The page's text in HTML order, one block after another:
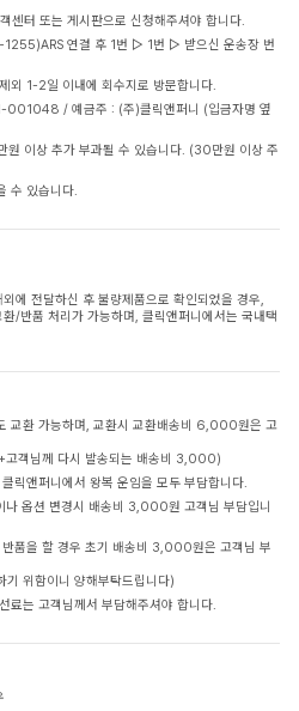
센터 또는 게시판으로 신청해주셔야 합니다.
연결 후 1번 ▷ 1번 ▷ 받으신 운송장 번
외 1-2일 이내에 회수지로 방문합니다.
/ 예금주 : (주)클릭앤퍼니 (입금자명 옆
원 이상 추가 부과될 수 있습니다. (30만원 이상 주
수 있습니다.
에 전달하신 후 불량제품으로 확인되었을 경우,
/반품 처리가 가능하며, 클릭앤퍼니에서는 국내택
교환 가능하며, 교환시 교환배송비 6,000원은 고
객님께 다시 발송되는 배송비 3,000)
릭앤퍼니에서 왕복 운임을 모두 부담합니다.
나 옵션 변경시 배송비 3,000원 고객님 부담입니
품을 할 경우 초기 배송비 3,000원은 고객님 부
기 위함이니 양해부탁드립니다)
료는 고객님께서 부담해주셔야 합니다.